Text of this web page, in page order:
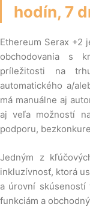
hodín, 7
Ethereum Serax +2
obchodovania s
príležitosti na
automatického a/
má manuálne aj
aj veľa možností
podporu,
Jedným z
inkluzívnosť, ktorá
a úrovní
funkciám a